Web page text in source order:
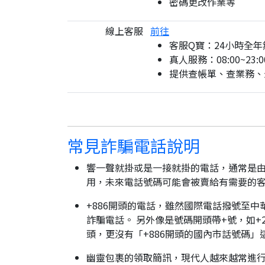
線上客服 前往
客服Q寶：24小時全
真人服務：
提供查帳單、查業務
常見詐騙電話說明
響一聲就掛或是一接就掛的電話，通常是
用，未來電話號碼可能會被賣給有需要的
+886開頭的電話，雖然國際電話撥號至
詐騙電話。 另外像是號碼開頭帶+號，如
頭，更沒有「+886開頭的國內市話號碼」
幽靈包裹的領取簡訊，現代人越來越常進